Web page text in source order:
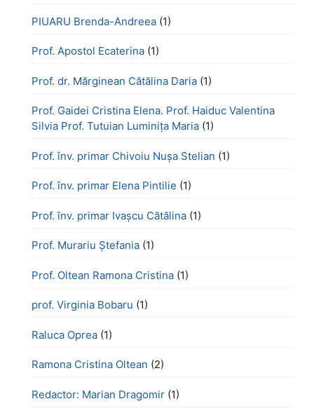
PIUARU Brenda-Andreea (1)
Prof. Apostol Ecaterina (1)
Prof. dr. Mărginean Cătălina Daria (1)
Prof. Gaidei Cristina Elena. Prof. Haiduc Valentina
Silvia Prof. Tutuian Luminița Maria (1)
Prof. înv. primar Chivoiu Nușa Stelian (1)
Prof. înv. primar Elena Pintilie (1)
Prof. înv. primar Ivașcu Cătălina (1)
Prof. Murariu Ștefania (1)
Prof. Oltean Ramona Cristina (1)
prof. Virginia Bobaru (1)
Raluca Oprea (1)
Ramona Cristina Oltean (2)
Redactor: Marian Dragomir (1)